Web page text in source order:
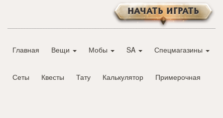
НАЧАТЬ ИГРАТЬ
Главная Вещи Мобы SA Спецмагазины
Сеты Квесты Тату Калькулятор Примерочная